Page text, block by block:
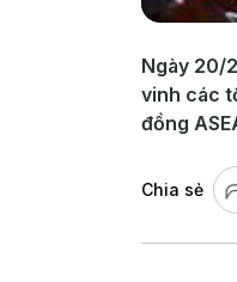
Ngày 20/
vinh các
đồng
Chia sẻ